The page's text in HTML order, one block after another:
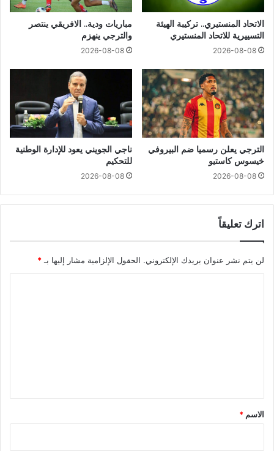
الاتحاد المنستيري.. تركيبة الهيئة
التسييرية للاتحاد المنستيري
2026-08-08
مباريات ودية.. الافريقي ينتصر
والترجي ينهزم
2026-08-08
الترجي يعلن رسميا ضم البيروفي
خيسوس كاستيو
2026-08-08
ناجي الجويني يعود للإدارة الوطنية
للتحكيم
2026-08-08
اترك تعليقاً
لن يتم نشر عنوان بريدك الإلكتروني. الحقول الإلزامية مشار إليها بـ*
*
الاسم *